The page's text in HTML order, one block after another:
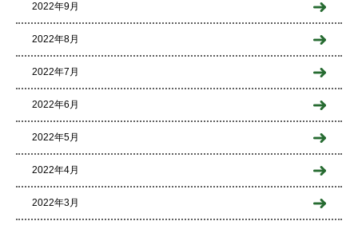
2022年9月
2022年8月
2022年7月
2022年6月
2022年5月
2022年4月
2022年3月